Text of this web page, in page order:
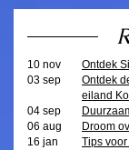
10 nov
Ontdek
03 sep
Ontdek
eiland
04 sep
06 aug
Droom
16 jan
Tips